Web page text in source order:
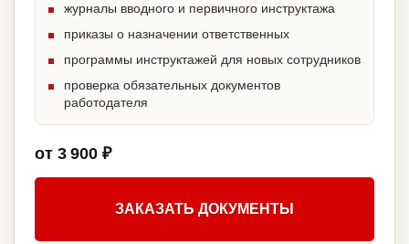
журналы вводного и первичного инструктажа
приказы о назначении ответственных
программы инструктажей для новых сотрудников
проверка обязательных документов
работодателя
от 3 900 ₽
ЗАКАЗАТЬ ДОКУМЕНТЫ